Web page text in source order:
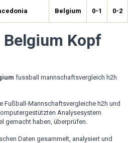
Belgium 0-1 0-2
Belgium Kopf
fussball mannschaftsvergleich h2h
Fußball-Mannschaftsvergleiche h2h und
Analysesystem
gemacht haben, überprüfen.
Daten gesammelt, analysiert und